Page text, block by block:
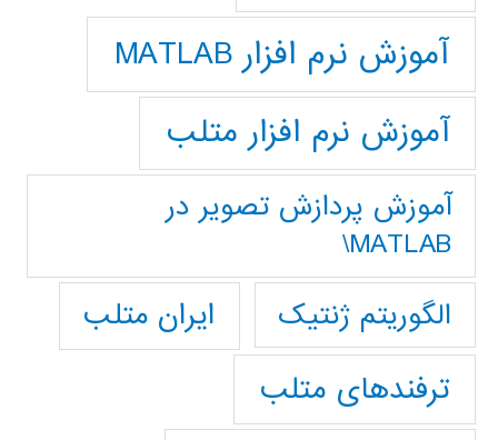
آموزش نرم افزار MATLAB
آموزش نرم افزار متلب
آموزش پردازش تصوير در
MATLAB\
الگوریتم ژنتیک
ایران متلب
ترفندهای متلب